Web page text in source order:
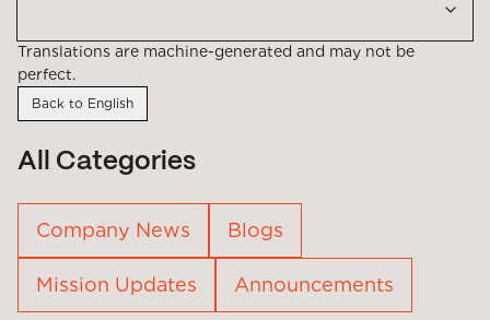
Translations are machine-generated and may not be
perfect.
Back to English
All Categories
Company News Blogs
Mission Updates Announcements